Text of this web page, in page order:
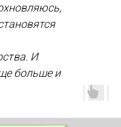
И
больше и